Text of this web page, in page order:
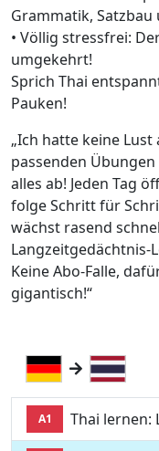
Grammatik,
• Völlig stressfrei:
umgekehrt!
Sprich Thai
Pauken!
„Ich hatte keine Lust
passenden
alles ab! Jeden Tag
folge Schritt für
wächst rasend
Langzeitgedächtnis-
Keine Abo-Falle,
gigantisch!“
A1 Thai lernen: